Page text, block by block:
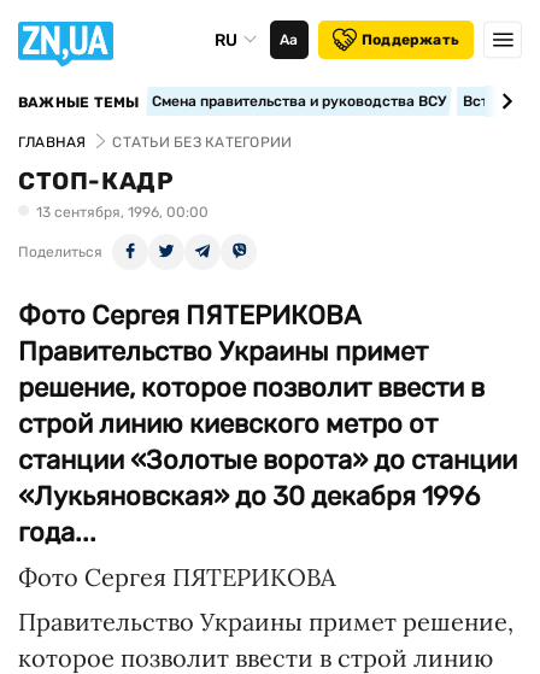
RU Аа Поддержать
ВАЖНЫЕ ТЕМЫ Смена правительства и руководства ВСУ
ГЛАВНАЯ СТАТЬИ БЕЗ КАТЕГОРИИ
СТОП-КАДР
13 сентября, 1996, 00:00
Поделиться
Фото Сергея ПЯТЕРИКОВА
Правительство Украины примет
решение, которое позволит ввести в
строй линию киевского метро от
станции «Золотые ворота» до станции
«Лукьяновская» до 30 декабря 1996
года...
Фото Сергея ПЯТЕРИКОВА
Правительство Украины примет решение,
которое позволит ввести в строй линию